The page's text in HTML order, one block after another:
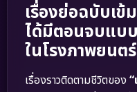
เรื่องย่อฉบับเข้
ได้มีตอนจบแบ
ในโรงภาพยนตร์
เรื่องราวติดตามชีวิตของ